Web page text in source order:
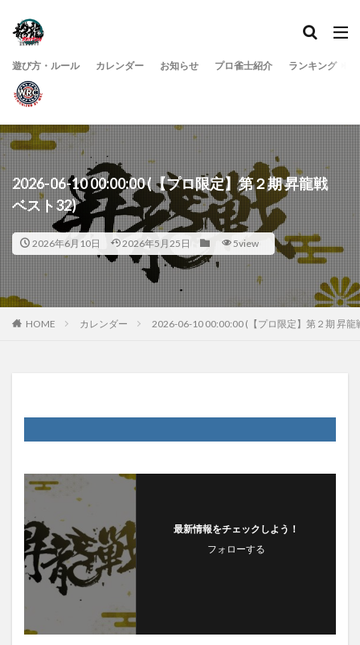
遊び方・ルール カレンダー お知らせ プロ雀士紹介 ランキング
2026-06-10 00:00:00 (【プロ限定】第２期 昇龍戦
ベスト32)
2026年6月10日 2026年5月25日 5view
HOME カレンダー 2026-06-10 00:00:00 (【プロ限定】第２期 昇
最新情報をチェックしよう！
フォローする